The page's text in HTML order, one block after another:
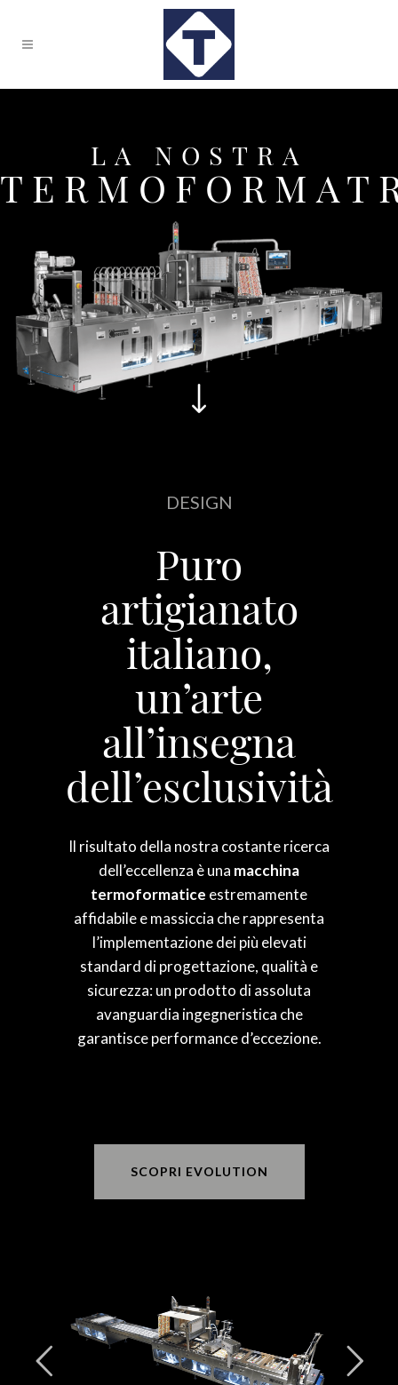
LA NOSTRA
DESIGN
Puro
artigianato
italiano,
un’arte
all’insegna
dell’esclusività
Il risultato della nostra costante ricerca
dell’eccellenza è una macchina
termoformatice estremamente
affidabile e massiccia che rappresenta
l’implementazione dei più elevati
standard di progettazione, qualità e
sicurezza: un prodotto di assoluta
avanguardia ingegneristica che
garantisce performance d’eccezione.
SCOPRI EVOLUTION